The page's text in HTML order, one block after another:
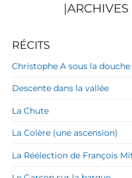
RÉCITS
Christophe A sous la douche
Descente dans la vallée
La Chute
La Colère (une ascension)
La Réélection de François